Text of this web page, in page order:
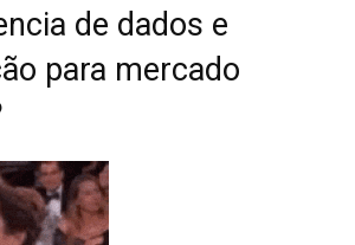
de dados e
para mercado